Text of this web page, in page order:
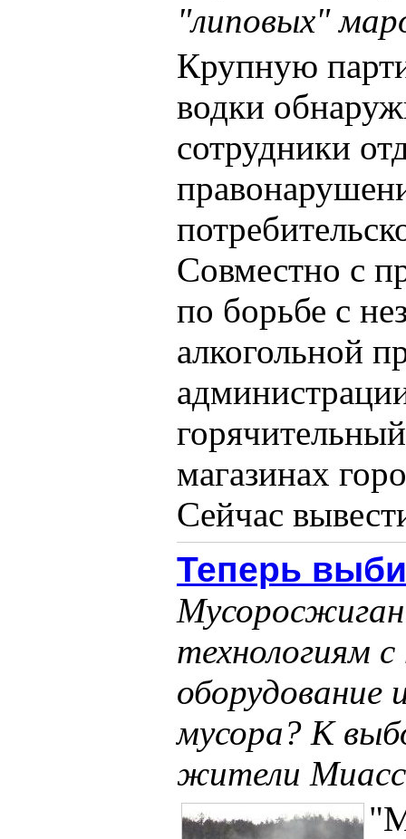
"липовых"
Крупную
водки
сотрудники
Совместно с
по борьбе с
алкогольной
магазинах
Cейчас
Теперь
технологиям
оборудование
мусора? К
жители